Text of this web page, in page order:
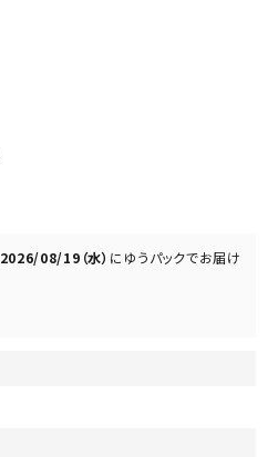
2026/08/19（水） に ゆうパックでお届け